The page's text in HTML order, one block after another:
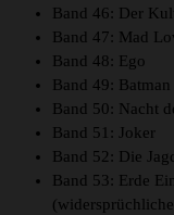
Band 46: Der
Band 47: Mad
Band 48: Ego
Band 49:
Band 50: Nacht
Band 51: Joker
Band 52: Die
Band 53: Erde